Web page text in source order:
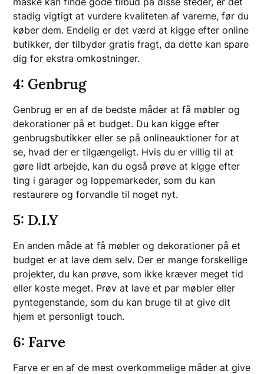
stadig vigtigt at vurdere kvaliteten af ​​varerne, før du
køber dem. Endelig er det værd at kigge efter online
butikker, der tilbyder gratis fragt, da dette kan spare
dig for ekstra omkostninger.
4: Genbrug
Genbrug er en af de bedste måder at få møbler og
dekorationer på et budget. Du kan kigge efter
genbrugsbutikker eller se på onlineauktioner for at
se, hvad der er tilgængeligt. Hvis du er villig til at
gøre lidt arbejde, kan du også prøve at kigge efter
ting i garager og loppemarkeder, som du kan
restaurere og forvandle til noget nyt.
5: D.I.Y
En anden måde at få møbler og dekorationer på et
budget er at lave dem selv. Der er mange forskellige
projekter, du kan prøve, som ikke kræver meget tid
eller koste meget. Prøv at lave et par møbler eller
pyntegenstande, som du kan bruge til at give dit
hjem et personligt touch.
6: Farve
Farve er en af de mest overkommelige måder at give